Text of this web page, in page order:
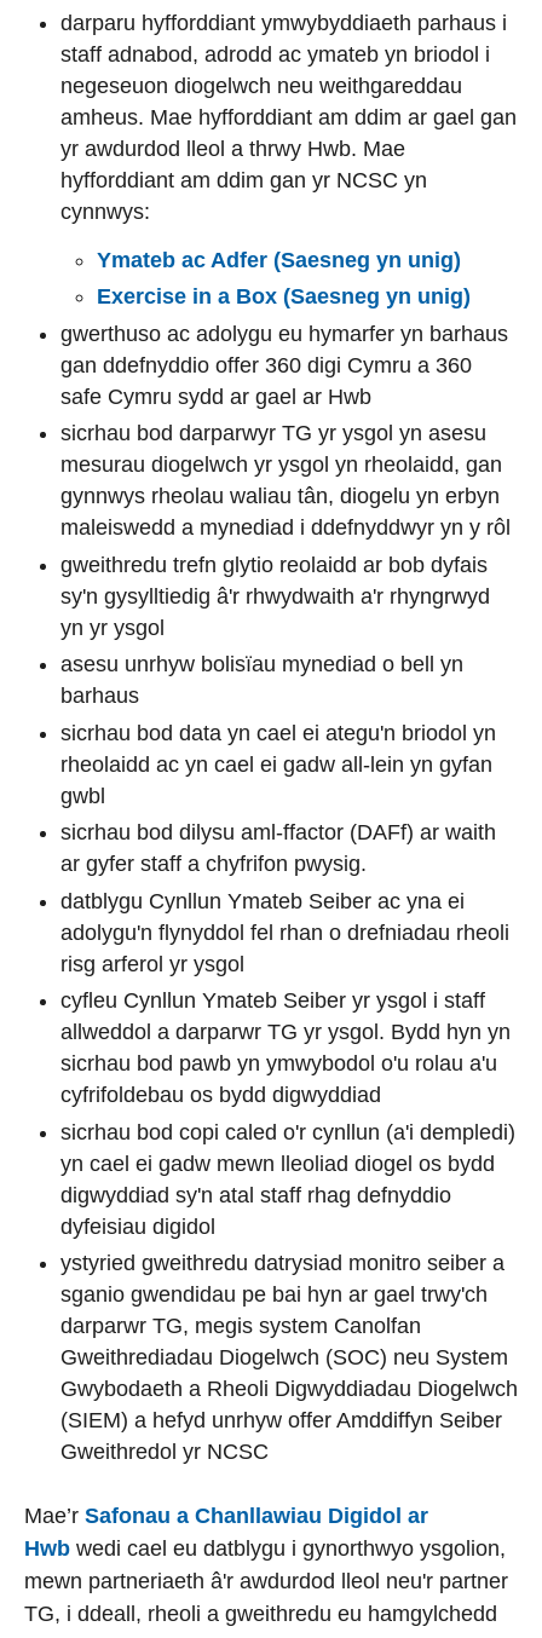
darparu hyfforddiant ymwybyddiaeth parhaus i
staff adnabod, adrodd ac ymateb yn briodol i
negeseuon diogelwch neu weithgareddau
amheus. Mae hyfforddiant am ddim ar gael gan
yr awdurdod lleol a thrwy Hwb. Mae
hyfforddiant am ddim gan yr NCSC yn
cynnwys:
Ymateb ac Adfer (Saesneg yn unig)
Exercise in a Box (Saesneg yn unig)
gwerthuso ac adolygu eu hymarfer yn barhaus
gan ddefnyddio offer 360 digi Cymru a 360
safe Cymru sydd ar gael ar Hwb
sicrhau bod darparwyr TG yr ysgol yn asesu
mesurau diogelwch yr ysgol yn rheolaidd, gan
gynnwys rheolau waliau tân, diogelu yn erbyn
maleiswedd a mynediad i ddefnyddwyr yn y rôl
gweithredu trefn glytio reolaidd ar bob dyfais
sy'n gysylltiedig â'r rhwydwaith a'r rhyngrwyd
yn yr ysgol
asesu unrhyw bolisïau mynediad o bell yn
barhaus
sicrhau bod data yn cael ei ategu'n briodol yn
rheolaidd ac yn cael ei gadw all-lein yn gyfan
gwbl
sicrhau bod dilysu aml-ffactor (DAFf) ar waith
ar gyfer staff a chyfrifon pwysig.
datblygu Cynllun Ymateb Seiber ac yna ei
adolygu'n flynyddol fel rhan o drefniadau rheoli
risg arferol yr ysgol
cyfleu Cynllun Ymateb Seiber yr ysgol i staff
allweddol a darparwr TG yr ysgol. Bydd hyn yn
sicrhau bod pawb yn ymwybodol o'u rolau a'u
cyfrifoldebau os bydd digwyddiad
sicrhau bod copi caled o'r cynllun (a'i dempledi)
yn cael ei gadw mewn lleoliad diogel os bydd
digwyddiad sy'n atal staff rhag defnyddio
dyfeisiau digidol
ystyried gweithredu datrysiad monitro seiber a
sganio gwendidau pe bai hyn ar gael trwy'ch
darparwr TG, megis system Canolfan
Gweithrediadau Diogelwch (SOC) neu System
Gwybodaeth a Rheoli Digwyddiadau Diogelwch
(SIEM) a hefyd unrhyw offer Amddiffyn Seiber
Gweithredol yr NCSC
Mae’r Safonau a Chanllawiau Digidol ar
Hwb wedi cael eu datblygu i gynorthwyo ysgolion,
mewn partneriaeth â'r awdurdod lleol neu'r partner
TG, i ddeall, rheoli a gweithredu eu hamgylchedd